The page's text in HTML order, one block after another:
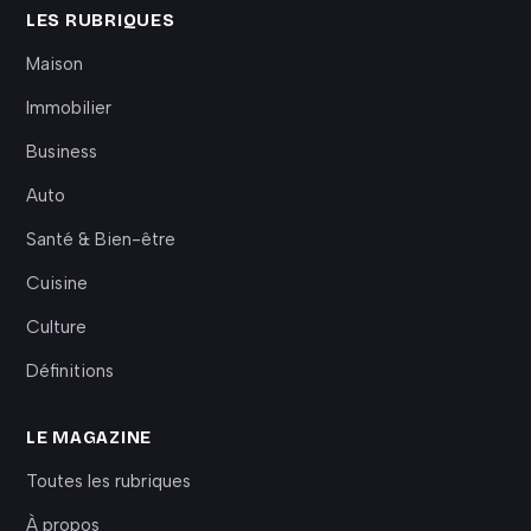
LES RUBRIQUES
Maison
Immobilier
Business
Auto
Santé & Bien-être
Cuisine
Culture
Définitions
LE MAGAZINE
Toutes les rubriques
À propos